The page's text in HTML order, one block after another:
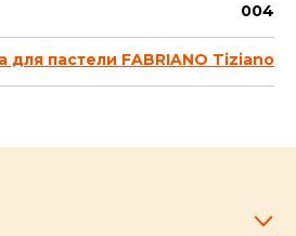
004
для пастели FABRIANO Tiziano